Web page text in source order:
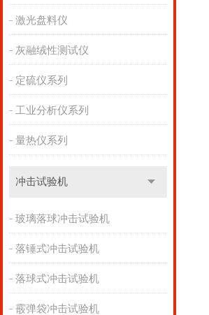
激光盘料仪
灰融绒性测试仪
定硫仪系列
工业分析仪系列
量热仪系列
冲击试验机
玻璃落球冲击试验机
落锤式冲击试验机
落球式冲击试验机
霰弹袋冲击试验机